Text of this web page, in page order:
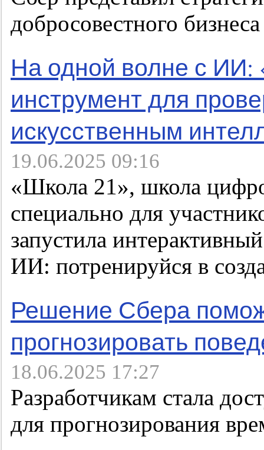
добросовестного
На одной волне с ИИ:
инструмент для
искусственным
19.06.2025 09:16
«Школа 21», школа
специально для
запустила
ИИ: потренируйся в
Решение Сбера
прогнозировать
18.06.2025 17:27
Разработчикам стала
для прогнозирования